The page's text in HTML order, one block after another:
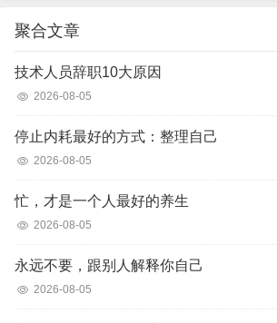
聚合文章
技术人员辞职10大原因
2026-08-05
停止内耗最好的方式：整理自己
2026-08-05
忙，才是一个人最好的养生
2026-08-05
永远不要，跟别人解释你自己
2026-08-05